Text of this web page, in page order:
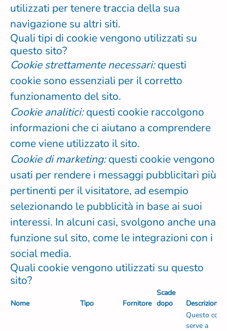
utilizzati per tenere traccia della sua
navigazione su altri siti.
Quali tipi di cookie vengono utilizzati su
questo sito?
Cookie strettamente necessari:questi
cookie sono essenziali per il corretto
funzionamento del sito.
Cookie analitici:questi cookie raccolgono
informazioni che ci aiutano a comprendere
come viene utilizzato il sito.
Cookie di marketing:questi cookie vengono
usati per rendere i messaggi pubblicitari più
pertinenti per il visitatore, ad esempio
selezionando le pubblicità in base ai suoi
interessi. In alcuni casi, svolgono anche una
funzione sul sito, come le integrazioni con i
social media.
Quali cookie vengono utilizzati su questo
sito?
Nome Tipo Fornitore
Scade
dopo
Descrizione
Questo
serve a